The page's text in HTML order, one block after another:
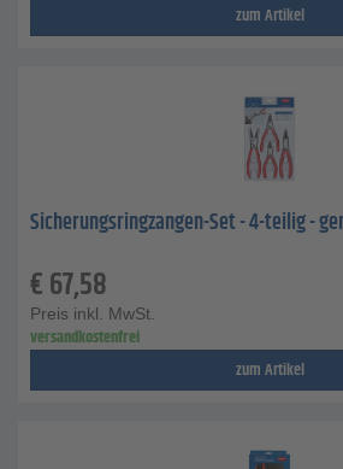
zum Artikel
Sicherungsringzangen-Set - 4-teilig -
€67,58
Preis inkl. MwSt.
versandkostenfrei
zum Artikel